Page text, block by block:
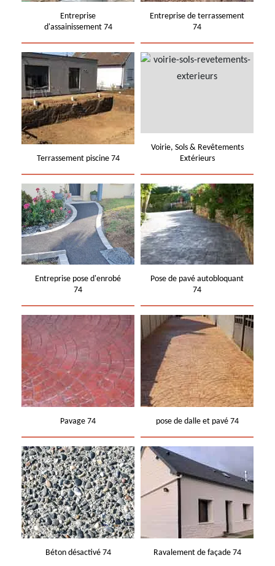
Entreprise
d'assainissement 74
Entreprise de terrassement
74
Terrassement piscine 74
Voirie, Sols & Revêtements
Extérieurs
Entreprise pose d'enrobé
74
Pose de pavé autobloquant
74
Pavage 74 pose de dalle et pavé 74
Béton désactivé 74 Ravalement de façade 74